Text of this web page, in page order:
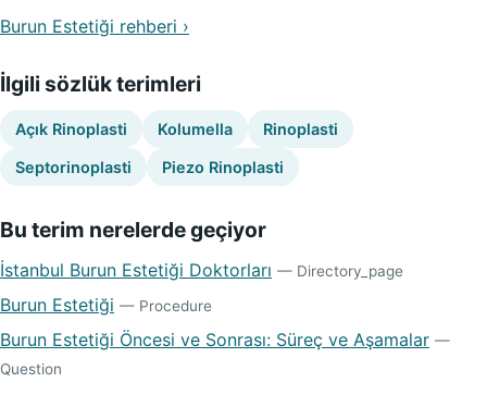
Burun Estetiği rehberi ›
İlgili sözlük terimleri
Açık Rinoplasti Kolumella Rinoplasti
Septorinoplasti Piezo Rinoplasti
Bu terim nerelerde geçiyor
İstanbul Burun Estetiği Doktorları — Directory_page
Burun Estetiği — Procedure
Burun Estetiği Öncesi ve Sonrası: Süreç ve Aşamalar —
Question